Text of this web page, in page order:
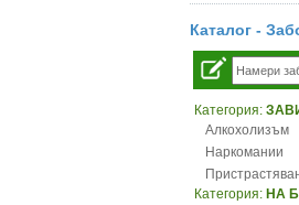
Каталог -
Категория:
Алкохолизъм
Наркомании
Категория: НА